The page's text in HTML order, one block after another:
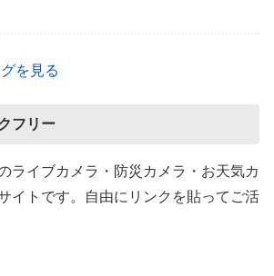
を見る
フリー
ライブカメラ・防災カメラ・お天気カ
イトです。自由にリンクを貼ってご活